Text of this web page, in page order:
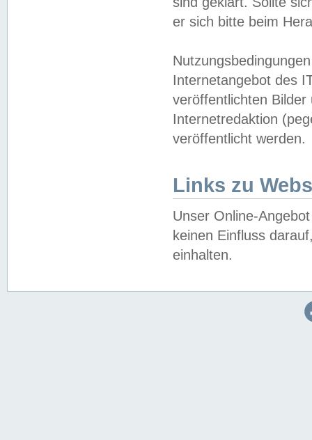
er sich bitte beim
Internetangebot des
veröffentlichten
Internetredaktion
veröffentlicht werden.
Links zu
Unser Online-
keinen Einfluss
einhalten.